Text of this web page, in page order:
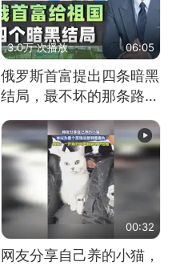
3.0万 次播放 06:05
俄罗斯首富提出四条暗黑
结局，最不坏的那条路是
通向东方
00:32
网友分享自己养的小猫，